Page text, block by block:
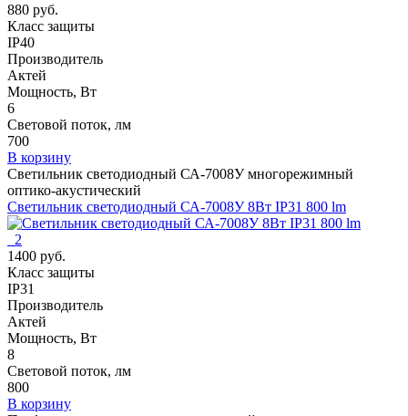
880 руб.
Класс защиты
IP40
Производитель
Актей
Мощность, Вт
6
Световой поток, лм
700
В корзину
Светильник светодиодный СА-7008У многорежимный
оптико-акустический
Светильник светодиодный СА-7008У 8Вт IP31 800 lm
2
1400 руб.
Класс защиты
IP31
Производитель
Актей
Мощность, Вт
8
Световой поток, лм
800
В корзину